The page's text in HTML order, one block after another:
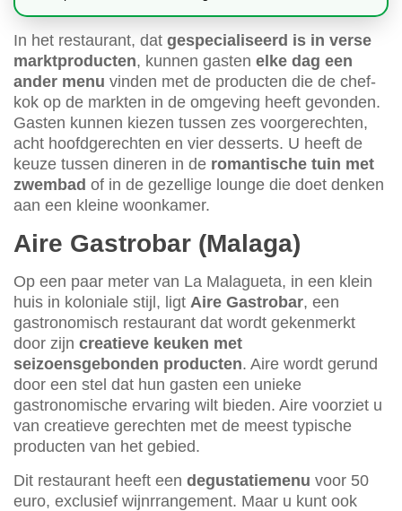
In het restaurant, dat gespecialiseerd is in verse
marktproducten, kunnen gasten elke dag een
ander menu vinden met de producten die de chef-
kok op de markten in de omgeving heeft gevonden.
Gasten kunnen kiezen tussen zes voorgerechten,
acht hoofdgerechten en vier desserts. U heeft de
keuze tussen dineren in de romantische tuin met
zwembad of in de gezellige lounge die doet denken
aan een kleine woonkamer.
Aire Gastrobar (Malaga)
Op een paar meter van La Malagueta, in een klein
huis in koloniale stijl, ligt Aire Gastrobar, een
gastronomisch restaurant dat wordt gekenmerkt
door zijn creatieve keuken met
seizoensgebonden producten. Aire wordt gerund
door een stel dat hun gasten een unieke
gastronomische ervaring wilt bieden. Aire voorziet u
van creatieve gerechten met de meest typische
producten van het gebied.
Dit restaurant heeft een degustatiemenu voor 50
euro, exclusief wijnrrangement. Maar u kunt ook